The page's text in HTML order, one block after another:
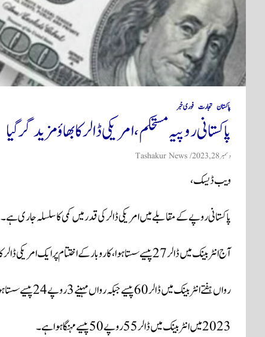
پاکستان تجارت فوری خبر
پاکستانی روپیہ مستحکم، امریکی ڈالر کا بھاؤ مزید گر گیا
دسمبر 28, 2023 Tashakur News
ویب ڈیسک،
پاکستانی روپےکے مقابلے میں امریکی ڈالر کی قدر میں کمی کا سلسلہ جاری ہے۔
آج انٹربینک میں ڈالر 27 پیسے سستا ہوا،کاروبار کے اختتام پر ایک امریکی ڈالر کا بھاؤ 281 روپے 93 پیسے ہے۔
رواں ہفتے انٹربینک میں ڈالر 60 پیسے جبکہ رواں مہینے 3 روپے 24 پیسے سستا ہوا ہے۔
2023 میں انٹربینک میں ڈالر 55 روپے 50 پیسے مہنگا ہوا ہے۔